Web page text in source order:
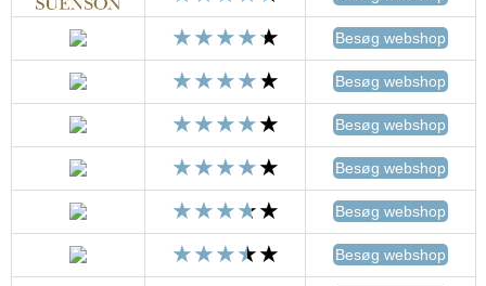
Besøg webshop
Besøg webshop
Besøg webshop
Besøg webshop
Besøg webshop
Besøg webshop